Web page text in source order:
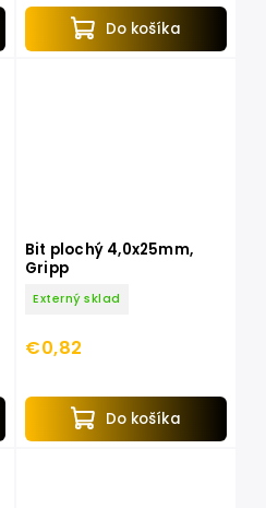
Do košíka
Bit plochý 4,0x25mm,
Gripp
Externý sklad
€0,82
Do košíka